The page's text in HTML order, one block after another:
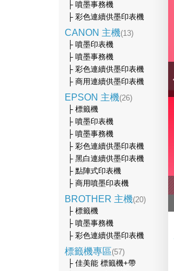
├ 噴墨事務機
├ 彩色連續供墨印表機
CANON 主機(13)
├ 噴墨印表機
├ 噴墨事務機
├ 彩色連續供墨印表機
├ 商用連續供墨印表機
EPSON 主機(26)
├ 標籤機
├ 噴墨印表機
├ 噴墨事務機
├ 彩色連續供墨印表機
├ 黑白連續供墨印表機
├ 點陣式印表機
├ 商用噴墨印表機
BROTHER 主機(20)
├ 標籤機
├ 噴墨事務機
├ 彩色連續供墨印表機
標籤機專區(57)
├ 佳美能 標籤機+帶